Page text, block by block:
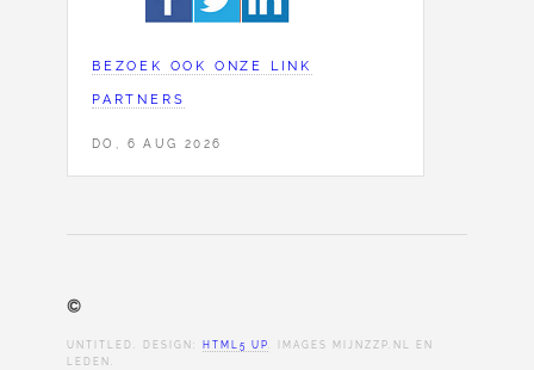
BEZOEK OOK ONZE LINK
PARTNERS
DO, 6 AUG 2026
©
UNTITLED. DESIGN: HTML5 UP. IMAGES MIJNZZP.NL EN
LEDEN.